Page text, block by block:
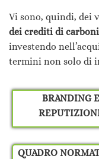
Vi sono, quindi, dei
dei crediti di
investendo
termini non solo di
BRANDING E
QUADRO